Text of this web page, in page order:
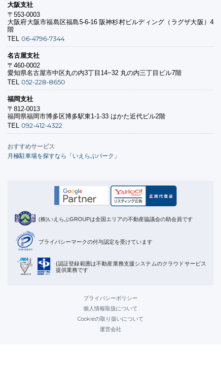
大阪支社
〒553-0003
大阪府大阪市福島区福島5-6-16 阪神杉村ビルディング（ラグザ大阪）4
階
TEL 06-4796-7344
名古屋支社
〒460-0002
愛知県名古屋市中区丸の内3丁目14−32 丸の内三丁目ビル7階
TEL 052-228-8650
福岡支社
〒812-0013
福岡県福岡市博多区博多駅東1-1-33 はかた近代ビル2階
TEL 092-412-4322
おすすめサービス
月極駐車場を探すなら「いえらぶパーク」
(株)いえらぶGROUPは全国エリアの不動産協議会の助会員です
プライバシーマークの付与認定を受けています
(認証登録範囲は不動産業務支援システムのクラウドサービス
提供業務です
プライバシーポリシー
個人情報取扱について
Cookieの取り扱いについて
運営会社